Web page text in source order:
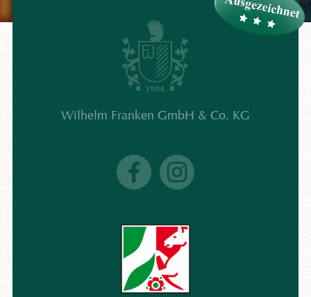
Wilhelm Franken GmbH & Co. KG